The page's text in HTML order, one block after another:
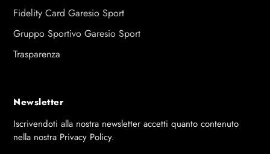
Fidelity Card Garesio Sport
Gruppo Sportivo Garesio Sport
Trasparenza
Newsletter
Iscrivendoti alla nostra newsletter accetti quanto contenuto
nella nostra Privacy Policy.